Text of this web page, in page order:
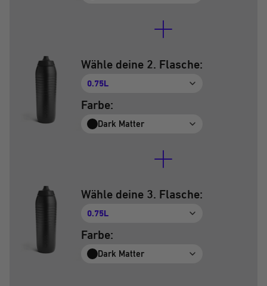
Wähle deine 2. Flasche:
0.75L
Farbe:
Dark Matter
Wähle deine 3. Flasche:
0.75L
Farbe:
Dark Matter